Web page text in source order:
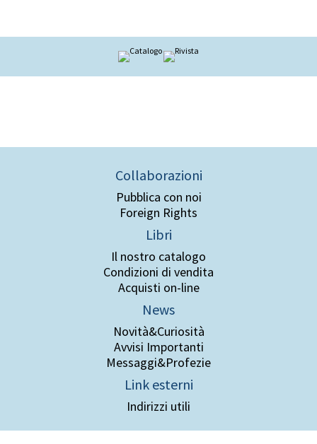
Collaborazioni
Pubblica con noi
Foreign Rights
Libri
Il nostro catalogo
Condizioni di vendita
Acquisti on-line
News
Novità&Curiosità
Avvisi Importanti
Messaggi&Profezie
Link esterni
Indirizzi utili